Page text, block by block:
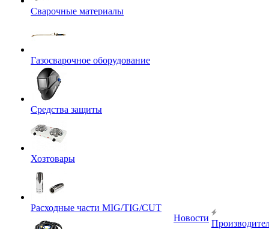
Сварочные материалы
Газосварочное оборудование
Средства защиты
Хозтовары
Расходные части MIG/TIG/CUT
Новости